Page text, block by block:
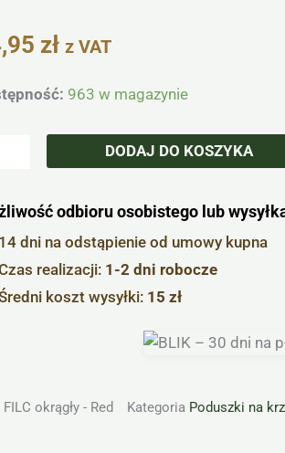
zł z VAT
963 w magazynie
DODAJ DO KOSZYKA
odbioru osobistego lub
14 dni na odstąpienie od umowy kupna
realizacji: 1-2 dni robocze
koszt wysyłki: 15 zł
FILC okrągły - Red Kategoria Poduszki na